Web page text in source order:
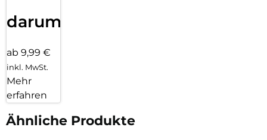
darum!
ab 9,99 €
inkl. MwSt.
Mehr
erfahren
Ähnliche Produkte